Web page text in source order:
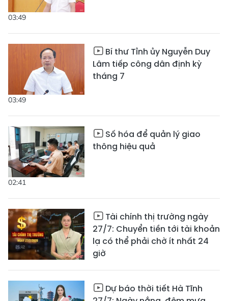
03:49
03:49
Bí thư Tỉnh ủy Nguyễn Duy
Lâm tiếp công dân định kỳ
tháng 7
02:41
Số hóa để quản lý giao
thông hiệu quả
Tài chính thị trường ngày
27/7: Chuyển tiền tới tài khoản
lạ có thể phải chờ ít nhất 24
giờ
Dự báo thời tiết Hà Tĩnh